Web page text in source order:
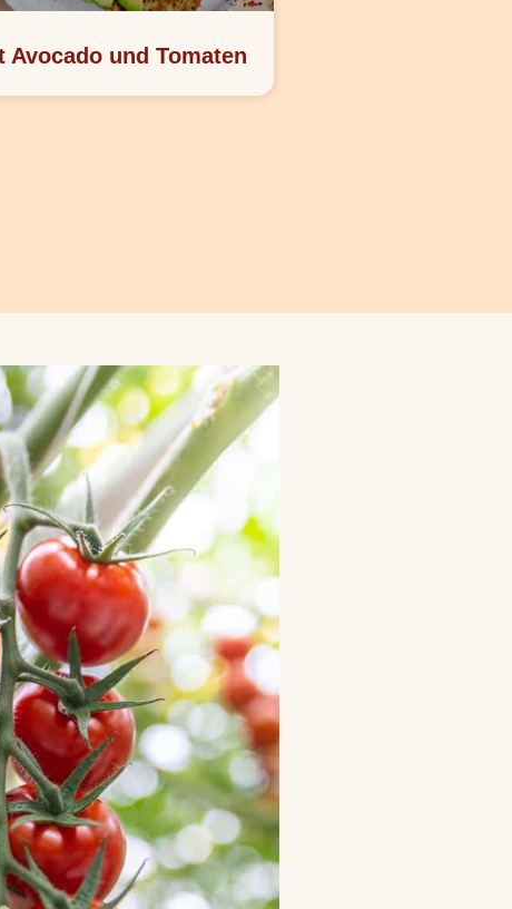
Avocado und Tomaten